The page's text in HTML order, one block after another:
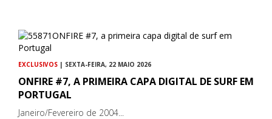
EXCLUSIVOS | SEXTA-FEIRA, 22 MAIO 2026
ONFIRE #7, A PRIMEIRA CAPA DIGITAL DE SURF EM
PORTUGAL
Janeiro/Fevereiro de 2004...